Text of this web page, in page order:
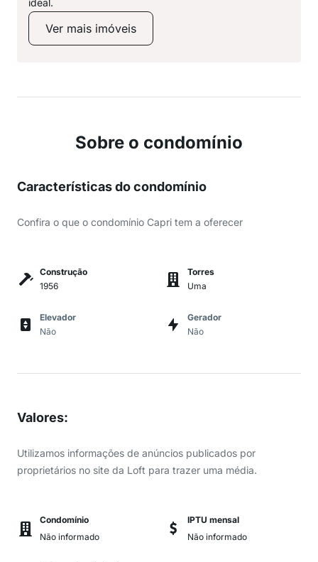
ideal.
Ver mais imóveis
Sobre o condomínio
Características do condomínio
Confira o que o condomínio Capri tem a oferecer
Construção
1956
Torres
Uma
Elevador
Não
Gerador
Não
Valores:
Utilizamos informações de anúncios publicados por
proprietários no site da Loft para trazer uma média.
Condomínio
Não informado
IPTU mensal
Não informado